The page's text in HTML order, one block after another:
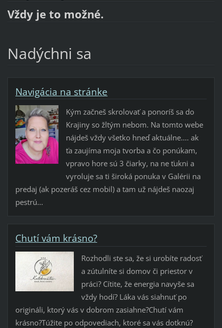
Vždy je to možné.
Nadýchni sa
Navigácia na stránke
Kým začneš skrolovať a ponoríš sa do
Krajiny so žltým nebom. Na tomto webe
nájdeš vždy všetko hneď aktuálne.... ak
ťa zaujíma moja tvorba a čo ponúkam,
vpravo hore sú 3 čiarky, na ne ťukni a
vyroluje sa ti široká ponuka v Galérii na
predaj (ak pozeráš cez mobil) a tam už nájdeš naozaj
pestrú...
Chutí vám krásno?
Rozhodli ste sa, že si urobíte radosť
a zútulníte si domov či priestor v
práci? Cítite, že energia navyše sa
vždy hodí? Láka vás siahnuť po
origináli, ktorý vás v dobrom zasiahne?Chutí vám
krásno?Túžite po odpovediach, ktoré sa vás dotknú?